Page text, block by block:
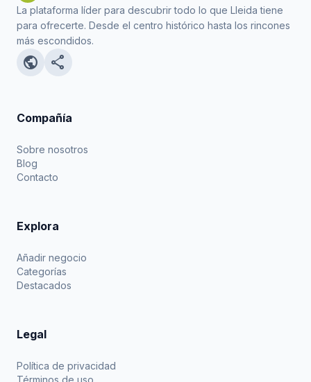
La plataforma líder para descubrir todo lo que Lleida tiene
para ofrecerte. Desde el centro histórico hasta los rincones
más escondidos.
public share
Compañía
Sobre nosotros
Blog
Contacto
Explora
Añadir negocio
Categorías
Destacados
Legal
Política de privacidad
Términos de uso